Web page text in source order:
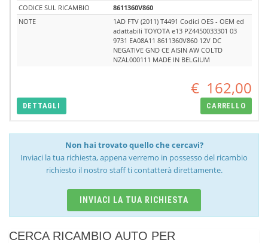
CODICE SUL RICAMBIO
8611360V860
NOTE
1AD FTV (2011) T4491 Codici OES - OEM ed
adattabili TOYOTA e13 PZ4450033301 03
9731 EA08A11 8611360V860 12V DC
NEGATIVE GND CE AISIN AW COLTD
NZAL000111 MADE IN BELGIUM
€ 162,00
DETTAGLI CARRELLO
Non hai trovato quello che cercavi?
Inviaci la tua richiesta, appena verremo in possesso del ricambio
richiesto il nostro staff ti contatterà direttamente.
INVIACI LA TUA RICHIESTA
CERCA RICAMBIO AUTO PER